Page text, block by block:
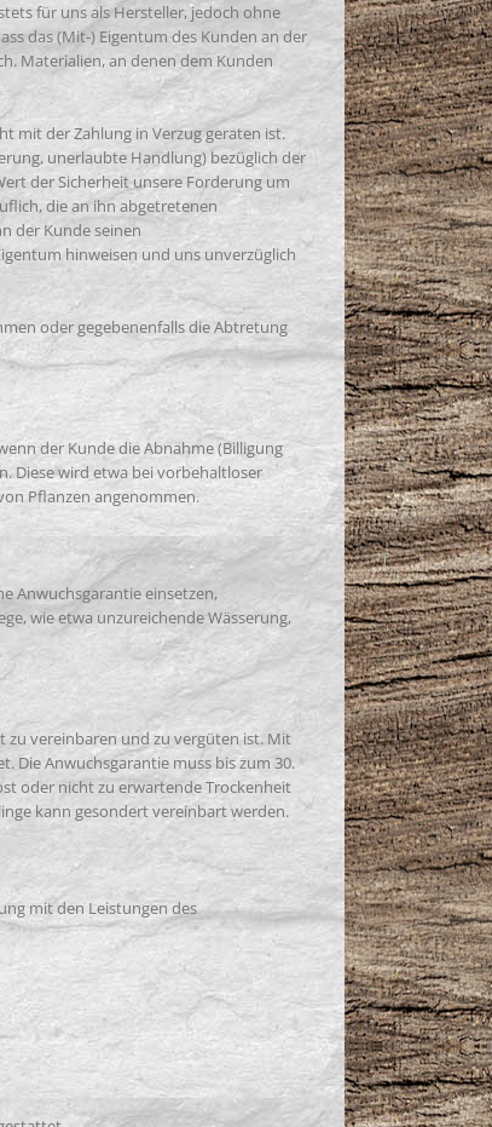
für uns als Hersteller, jedoch ohne
das (Mit-) Eigentum des Kunden an der
Materialien, an denen dem Kunden
mit der Zahlung in Verzug geraten ist.
unerlaubte Handlung) bezüglich der
der Sicherheit unsere Forderung um
die an ihn abgetretenen
der Kunde seinen
hinweisen und uns unverzüglich
oder gegebenenfalls die Abtretung
der Kunde die Abnahme (Billigung
Diese wird etwa bei vorbehaltloser
Pflanzen angenommen.
Anwuchsgarantie einsetzen,
wie etwa unzureichende Wässerung,
zu vereinbaren und zu vergüten ist. Mit
Die Anwuchsgarantie muss bis zum 30.
oder nicht zu erwartende Trockenheit
kann gesondert vereinbart werden.
mit den Leistungen des